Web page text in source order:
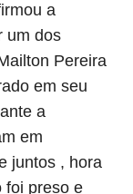
a
um dos
Pereira
em seu
a
em
juntos , hora
foi preso e